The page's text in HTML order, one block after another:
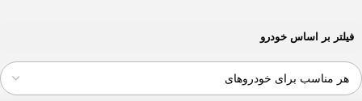
فیلتر بر اساس خودرو